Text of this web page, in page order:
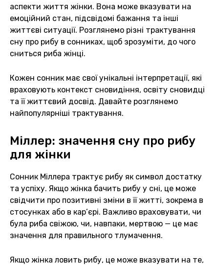
аспекти життя жінки. Вона може вказувати на
емоційний стан, підсвідомі бажання та інші
життєві ситуації. Розглянемо різні трактування
сну про рибу в сонниках, щоб зрозуміти, до чого
сниться риба жінці.
Кожен сонник має свої унікальні інтерпретації, які
враховують контекст сновидіння, освіту сновидці
та її життєвий досвід. Давайте розглянемо
найпопулярніші трактування.
Міллер: значення сну про рибу
для жінки
Сонник Міллера трактує рибу як символ достатку
та успіху. Якщо жінка бачить рибу у сні, це може
свідчити про позитивні зміни в її житті, зокрема в
стосунках або в кар’єрі. Важливо враховувати, чи
була риба свіжою, чи, навпаки, мертвою — це має
значення для правильного тлумачення.
Якщо жінка ловить рибу, це може вказувати на те,